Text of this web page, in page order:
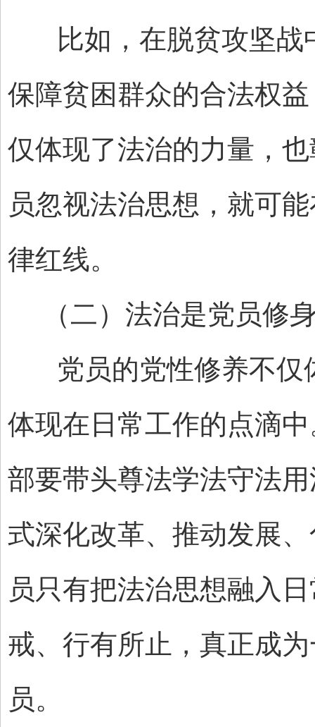
比如，在脱贫攻坚战
保障贫困群众的合法权
仅体现了法治的力量，
员忽视法治思想，就可
律红线。
（二）法治是党员修
党员的党性修养不仅
体现在日常工作的点滴
部要带头尊法学法守法
式深化改革、推动发展
员只有把法治思想融入
戒、行有所止，真正成
员。